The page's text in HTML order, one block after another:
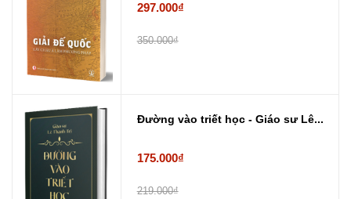
297.000₫
350.000₫
Đường vào triết học - Giáo sư Lê...
175.000₫
219.000₫